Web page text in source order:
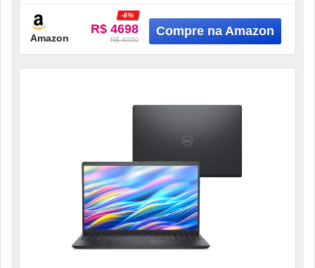
16GB DDR5 (1x16GB)
Amazon
R$ 4698
-6%
R$ 4999